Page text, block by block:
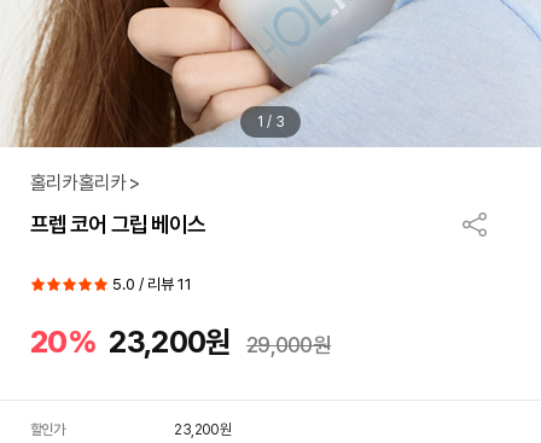
1 / 3
홀리카홀리카 >
프렙 코어 그립 베이스
5.0 / 리뷰 11
20% 23,200원 29,000원
할인가 23,200원